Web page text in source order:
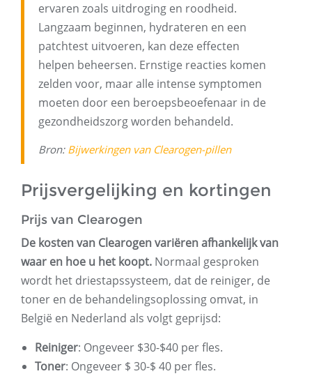
ervaren zoals uitdroging en roodheid.
Langzaam beginnen, hydrateren en een
patchtest uitvoeren, kan deze effecten
helpen beheersen. Ernstige reacties komen
zelden voor, maar alle intense symptomen
moeten door een beroepsbeoefenaar in de
gezondheidszorg worden behandeld.
Bron: Bijwerkingen van Clearogen-pillen
Prijsvergelijking en kortingen
Prijs van Clearogen
De kosten van Clearogen variëren afhankelijk van
waar en hoe u het koopt. Normaal gesproken
wordt het driestapssysteem, dat de reiniger, de
toner en de behandelingsoplossing omvat, in
België en Nederland als volgt geprijsd:
Reiniger: Ongeveer $30-$40 per fles.
Toner: Ongeveer $ 30-$ 40 per fles.